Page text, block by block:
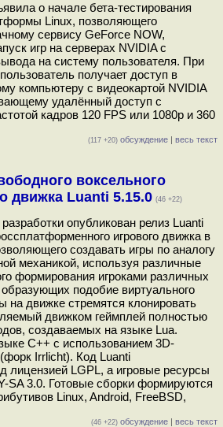
о начале бета-тестирования
Linux, позволяющего
сервису GeForce NOW,
игр на серверах NVIDIA с
на систему пользователя. При
получает доступ в
компьютеру с видеокартой NVIDIA
удалённый доступ с
кадров 120 FPS или 1080p и 360
(117 +20) обсуждение | весь текст
воксельного
движка Luanti 5.15.0 (46 +22)
опубликован релиз Luanti
игрового движка в
создавать игры по аналогу
механикой, используя различные
формирования игроками различных
образующих подобие виртуального
на движке стремятся клонировать
движком геймплей полностью
создаваемых на языке Lua.
С++ c использованием 3D-
Irrlicht). Код Luanti
лицензией LGPL, а игровые ресурсы
SA 3.0. Готовые сборки формируются
Linux, Android, FreeBSD,
(46 +22) обсуждение | весь текст